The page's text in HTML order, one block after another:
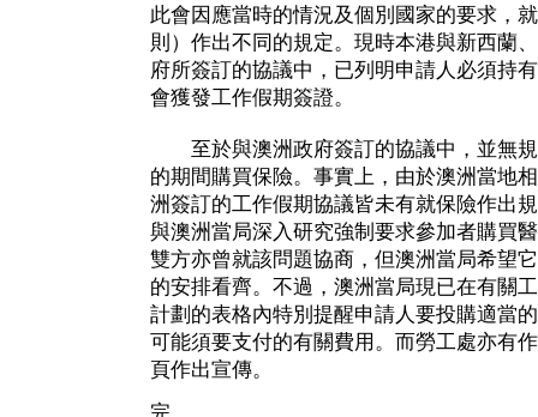
此會因應當時的情況及個別國家的要求，
則）作出不同的規定。現時本港與新西蘭
府所簽訂的協議中，已列明申請人必須持
會獲發工作假期簽證。
至於與澳洲政府簽訂的協議中，並無規
的期間購買保險。事實上，由於澳洲當地
洲簽訂的工作假期協議皆未有就保險作出
與澳洲當局深入研究強制要求參加者購買
雙方亦曾就該問題協商，但澳洲當局希望
的安排看齊。不過，澳洲當局現已在有關
計劃的表格內特別提醒申請人要投購適當
可能須要支付的有關費用。而勞工處亦有
頁作出宣傳。